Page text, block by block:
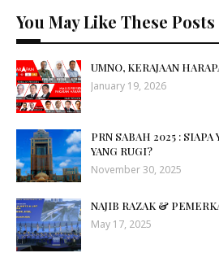
You May Like These Posts
UMNO, KERAJAAN
January 19, 2026
PRN SABAH 2025 : SIAPA
YANG RUGI?
November 30, 2025
NAJIB RAZAK &
May 17, 2025